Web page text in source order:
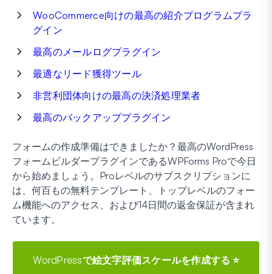
WooCommerce向けの最高の紹介プログラムプラ
グイン
最高のメールログプラグイン
最適なリード獲得ツール
非営利団体向けの最高の決済処理業者
最高のバックアッププラグイン
フォームの作成準備はできましたか？最高のWordPress
フォームビルダープラグインであるWPForms Proで今日
から始めましょう。Proレベルのサブスクリプションに
は、何百もの無料テンプレート、トップレベルのフォー
ム機能へのアクセス、および14日間の返金保証が含まれ
ています。
WordPressで絵文字評価スケールを作成する ⭐